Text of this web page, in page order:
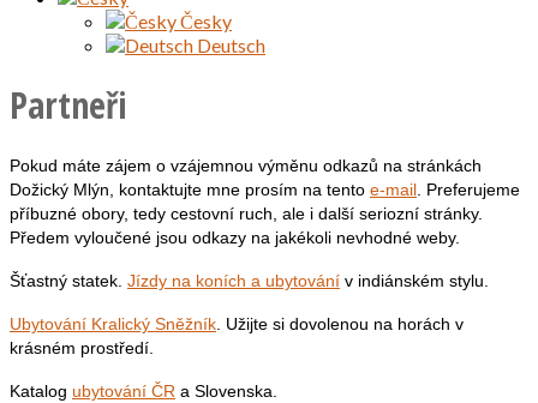
Česky
Deutsch
Partneři
Pokud máte zájem o vzájemnou výměnu odkazů na stránkách
Dožický Mlýn, kontaktujte mne prosím na tento e-mail . Preferujeme
příbuzné obory, tedy cestovní ruch, ale i další seriozní stránky.
Předem vyloučené jsou odkazy na jakékoli nevhodné weby.
Šťastný statek. Jízdy na koních a ubytování v indiánském stylu.
Ubytování Kralický Sněžník . Užijte si dovolenou na horách v
krásném prostředí.
Katalog ubytování ČR a Slovenska.